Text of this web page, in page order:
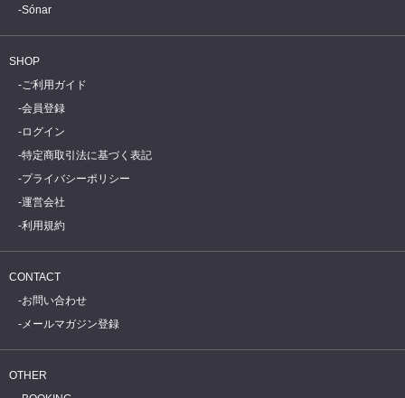
Sónar
SHOP
ご利用ガイド
会員登録
ログイン
特定商取引法に基づく表記
プライバシーポリシー
運営会社
利用規約
CONTACT
お問い合わせ
メールマガジン登録
OTHER